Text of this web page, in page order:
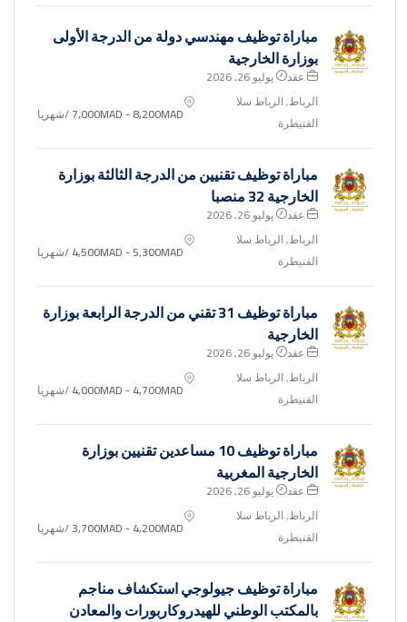
مباراة توظيف مهندسي دولة من الدرجة الأولى
بوزارة الخارجية
عقد
يوليو 26, 2026
الرباط, الرباط سلا
القنيطرة
7,000MAD - 8,200MAD/شهريا
مباراة توظيف تقنيين من الدرجة الثالثة بوزارة
الخارجية 32 منصبا
عقد
يوليو 26, 2026
الرباط, الرباط سلا
القنيطرة
4,500MAD - 5,300MAD/شهريا
مباراة توظيف 31 تقني من الدرجة الرابعة بوزارة
الخارجية
عقد
يوليو 26, 2026
الرباط, الرباط سلا
القنيطرة
4,000MAD - 4,700MAD/شهريا
مباراة توظيف 10 مساعدين تقنيين بوزارة
الخارجية المغربية
عقد
يوليو 26, 2026
الرباط, الرباط سلا
القنيطرة
3,700MAD - 4,200MAD/شهريا
مباراة توظيف جيولوجي استكشاف مناجم
بالمكتب الوطني للهيدروكاربورات والمعادن